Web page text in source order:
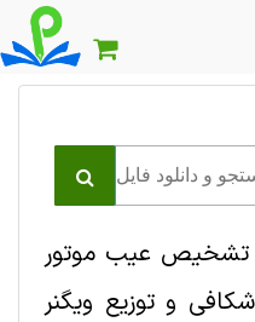
تشخیص عیب موتور
القایی با فیلترهای FIR شکافی و توزیع ویگنر